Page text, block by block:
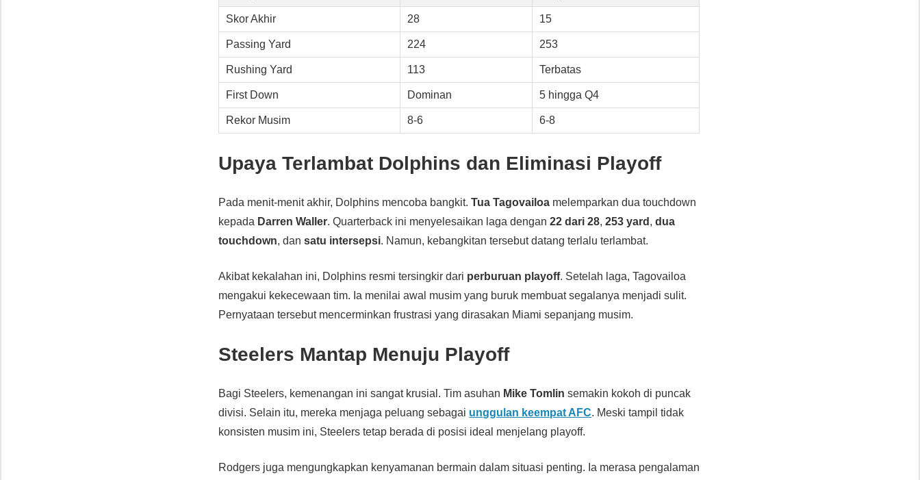
Skor Akhir 28 15
Passing Yard 224 253
Rushing Yard 113 Terbatas
First Down Dominan 5 hingga Q4
Rekor Musim 8-6 6-8
Upaya Terlambat Dolphins dan Eliminasi Playoff
Pada menit-menit akhir, Dolphins mencoba bangkit.Tua Tagovailoa melemparkan dua touchdown
kepada Darren Waller. Quarterback ini menyelesaikan laga dengan22 dari 28,253 yard ,dua
touchdown, dansatu intersepsi. Namun, kebangkitan tersebut datang terlalu terlambat.
Akibat kekalahan ini, Dolphins resmi tersingkir dari perburuan playoff. Setelah laga, Tagovailoa
mengakui kekecewaan tim. Ia menilai awal musim yang buruk membuat segalanya menjadi sulit.
Pernyataan tersebut mencerminkan frustrasi yang dirasakan Miami sepanjang musim.
Steelers Mantap Menuju Playoff
Bagi Steelers, kemenangan ini sangat krusial. Tim asuhan Mike Tomlin semakin kokoh di puncak
divisi. Selain itu, mereka menjaga peluang sebagai unggulan keempat AFC. Meski tampil tidak
konsisten musim ini, Steelers tetap berada di posisi ideal menjelang playoff.
Rodgers juga mengungkapkan kenyamanan bermain dalam situasi penting. Ia merasa pengalaman